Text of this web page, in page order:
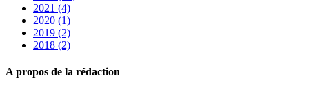
2021 (4)
2020 (1)
2019 (2)
2018 (2)
A propos de la rédaction